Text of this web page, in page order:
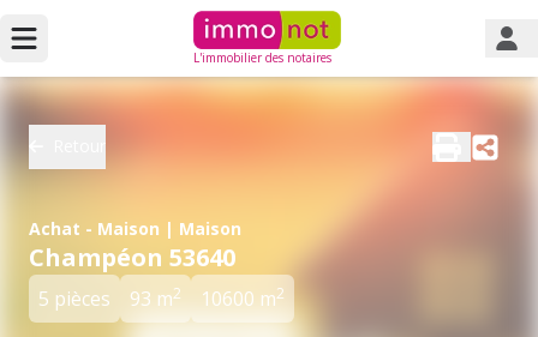
L'immobilier des notaires
Achat - Maison | Maison
Champéon 53640
5 pièces 93 m2 10600 m2